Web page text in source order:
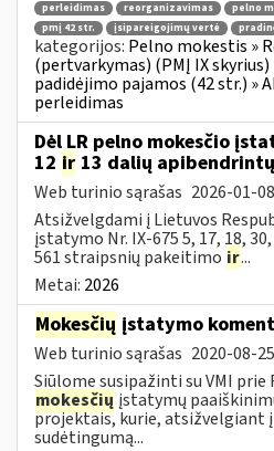
perleidimas reorganizavimas pelno
pmį 42 str.
įsipareigojimų vertė
kategorijos: Pelno mokestis »
(pertvarkymas) (PMĮ IX
padidėjimo pajamos (42 str.) »
perleidimas
Dėl LR pelno mokesčio
12 ir 13 dalių
Web turinio sąrašas 2026-01-08
Atsižvelgdami į Lietuvos
įstatymo Nr. IX-675 5, 17, 18, 30,
561 straipsnių pakeitimo ir...
Metai: 2026
Mokesčių įstatymo
Web turinio sąrašas 2020-08-25
Siūlome susipažinti su VMI prie
mokesčių įstatymų
projektais, kurie, atsižvelgiant
sudėtingumą...